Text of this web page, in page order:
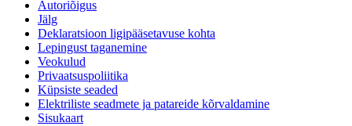
Autoriõigus
Jälg
Deklaratsioon ligipääsetavuse kohta
Lepingust taganemine
Veokulud
Privaatsuspoliitika
Küpsiste seaded
Elektriliste seadmete ja patareide kõrvaldamine
Sisukaart